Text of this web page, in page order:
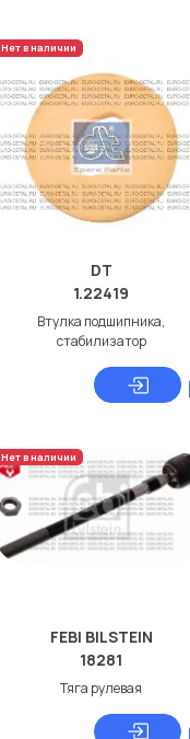
Нет в наличии
DT
1.22419
Втулка подшипника,
стабилизатор
Нет в наличии
FEBI BILSTEIN
18281
Тяга рулевая